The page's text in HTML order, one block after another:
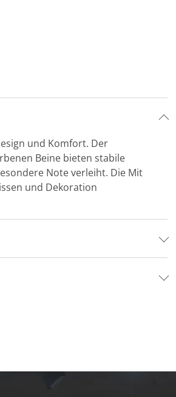
und Komfort. Der
Beine bieten stabile
Note verleiht. Die Mit
und Dekoration